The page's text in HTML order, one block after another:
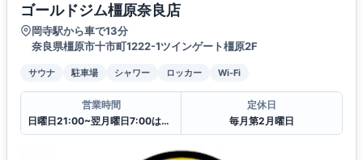
ゴールドジム橿原奈良店
岡寺駅から車で13分
奈良県橿原市十市町1222-1ツインゲート橿原2F
サウナ 駐車場 シャワー ロッカー Wi-Fi
営業時間
日曜日21:00~翌月曜日7:00はクローズ
定休日
毎月第2月曜日